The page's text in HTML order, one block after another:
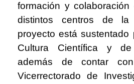
formación y
distintos centros de la
proyecto está sustentado
Cultura Científica y
además de contar
Vicerrectorado de